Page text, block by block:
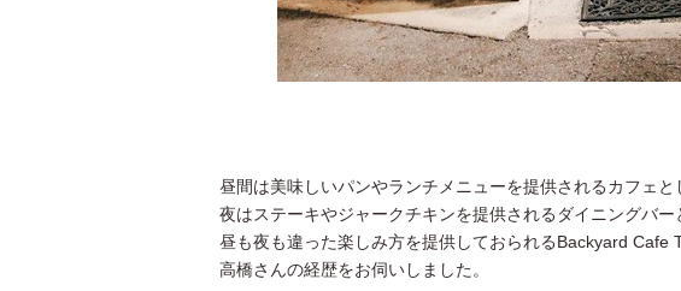
昼間は美味しいパンやランチメニューを提供されるカフェと
夜はステーキやジャークチキンを提供されるダイニングバー
昼も夜も違った楽しみ方を提供しておられるBackyard Cafe
高橋さんの経歴をお伺いしました。